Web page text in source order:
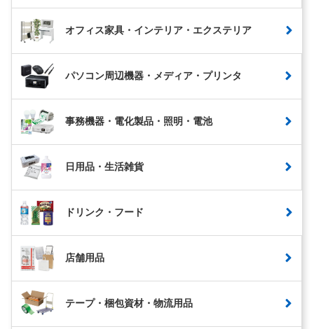
オフィス家具・インテリア・エクステリア
パソコン周辺機器・メディア・プリンタ
事務機器・電化製品・照明・電池
日用品・生活雑貨
ドリンク・フード
店舗用品
テープ・梱包資材・物流用品